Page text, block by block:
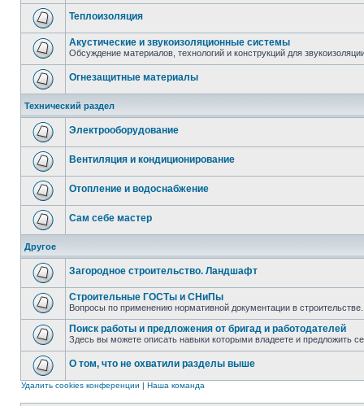
Теплоизоляция
Акустические и звукоизоляционные системы
Обсуждение материалов, технологий и конструкций для
Огнезащитные материалы
Технический раздел
Электрооборудование
Вентиляция и кондиционирование
Отопление и водоснабжение
Сам себе мастер
Другое
Загородное строительство. Ландшафт
Строительные ГОСТы и СНиПы
Вопросы по применению нормативной документации в строительстве.
Поиск работы и предложения от бригад и работодателей
Здесь вы можете описать навыки которыми владеете и предложить
О том, что не охватили разделы выше
Удалить cookies конференции | Наша команда